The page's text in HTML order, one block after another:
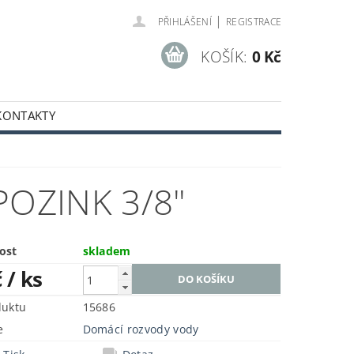
PŘIHLÁŠENÍ | REGISTRACE
KOŠÍK: 0 Kč
3/8"
skladem
/ ks
15686
Domácí rozvody vody